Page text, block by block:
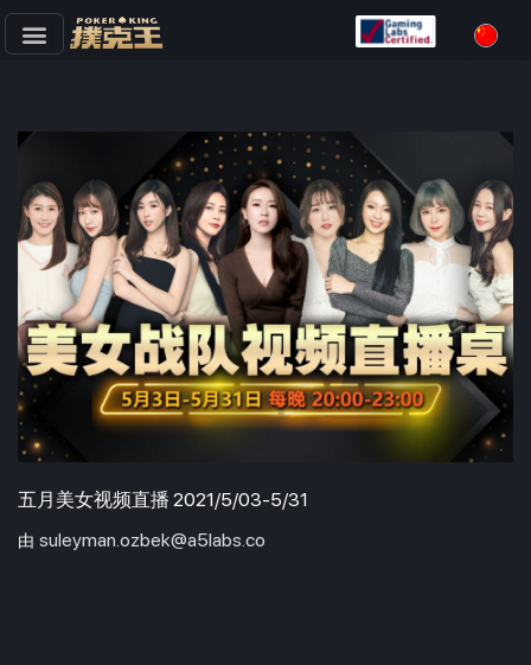
文
五月美女视频直播 2021/5/03-5/31
由 suleyman.ozbek@a5labs.co